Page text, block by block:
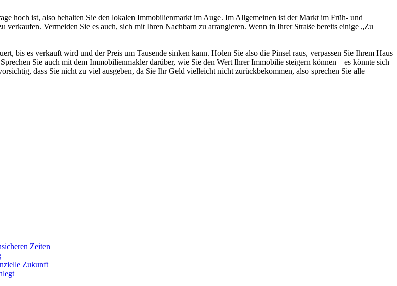
hoch ist, also behalten Sie den lokalen Immobilienmarkt im Auge. Im Allgemeinen ist der Markt im Früh- und
verkaufen. Vermeiden Sie es auch, sich mit Ihren Nachbarn zu arrangieren. Wenn in Ihrer Straße bereits einige „Zu
bis es verkauft wird und der Preis um Tausende sinken kann. Holen Sie also die Pinsel raus, verpassen Sie Ihrem Haus
Sie auch mit dem Immobilienmakler darüber, wie Sie den Wert Ihrer Immobilie steigern können – es könnte sich
dass Sie nicht zu viel ausgeben, da Sie Ihr Geld vielleicht nicht zurückbekommen, also sprechen Sie alle
Zeiten
Zukunft